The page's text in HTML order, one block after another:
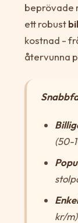
beprövade
ett robust
kostnad -
återvunna
(50-
kr/m)